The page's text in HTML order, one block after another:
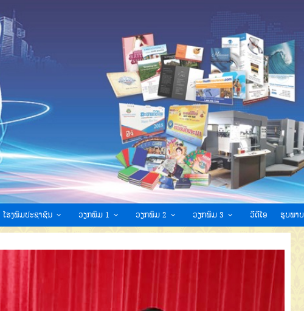
ໂຮງພິມປະຊາຊົນ ວຽກພິມ 1 ວຽກພິມ 2 ວຽກພິມ 3 ວີດີໂອ ຮູບພາບ